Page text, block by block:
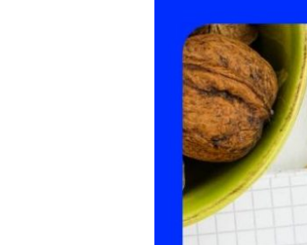
Eetdagboek